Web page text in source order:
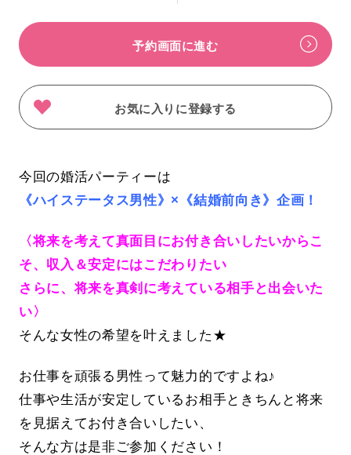
予約画面に進む
お気に入りに登録する
今回の婚活パーティーは
《ハイステータス男性》×《結婚前向き》企画！
〈将来を考えて真面目にお付き合いしたいからこ
そ、収入＆安定にはこだわりたい
さらに、将来を真剣に考えている相手と出会いた
い〉
そんな女性の希望を叶えました★
お仕事を頑張る男性って魅力的ですよね♪
仕事や生活が安定しているお相手ときちんと将来
を見据えてお付き合いしたい、
そんな方は是非ご参加ください！